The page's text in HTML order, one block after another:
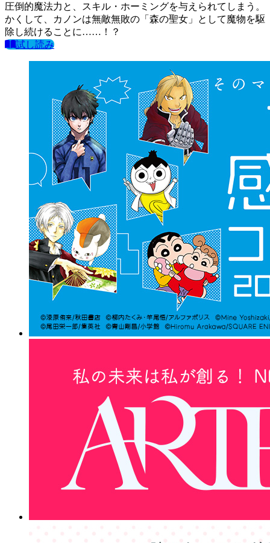
圧倒的魔法力と、スキル・ホーミングを与えられてしまう。
かくして、カノンは無敵無敗の「森の聖女」として魔物を駆
除し続けることに……！？
試し読み